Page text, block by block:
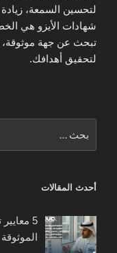
لتحسين السمعة، زيادة
شهادات الأيزو هي
تبحث عن جهة موثوقة،
لتحقيق أهدافك.
عن:
أحدث المقالات
5
الموثوقة